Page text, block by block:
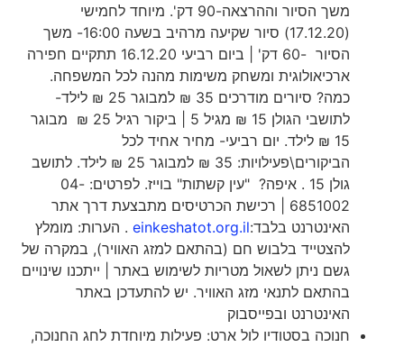
משך הסיור וההרצאה-90 דק'. מיוחד לחמישי
(17.12.20) סיור שקיעה מרהיב בשעה 16:00- משך
הסיור -60 דק' | ביום רביעי 16.12.20 תתקיים חפירה
ארכיאולוגית ומשחק משימות מהנה לכל המשפחה.
כמה? סיורים מודרכים 35 ₪ למבוגר 25 ₪ לילד-
לתושבי הגולן 15 ₪ מגיל 5 | ביקור רגיל 25 ₪ מבוגר
15 ₪ לילד. יום רביעי- מחיר אחיד לכל
הביקורים\פעילויות: 35 ₪ למבוגר 25 ₪ לילד. לתושב
גולן 15 . איפה? "עין קשתות" בוייז. לפרטים: 04-
6851002 | רכישת הכרטיסים מתבצעת דרך אתר
האינטרנט בלבד:einkeshatot.org.il. הערות: מומלץ
להצטייד בלבוש חם (בהתאם למזג האוויר), במקרה של
גשם ניתן לשאול מטריות לשימוש באתר | ייתכנו שינויים
בהתאם לתנאי מזג האוויר. יש להתעדכן באתר
האינטרנט ובפייסבוק
חנוכה בסטודיו לול ארט: פעילות מיוחדת לחג החנוכה,